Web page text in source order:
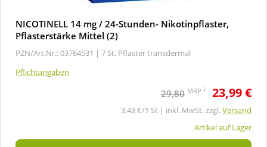
NICOTINELL 14 mg / 24-Stunden- Nikotinpflaster,
Pflasterstärke Mittel (2)
PZN/Art.Nr.: 03764531 | 7 St, Pflaster transdermal
Pflichtangaben
29,80 MRP 2 23,99 €
3,43 €/1 St | inkl. MwSt. zzgl.Versand
Artikel auf Lager